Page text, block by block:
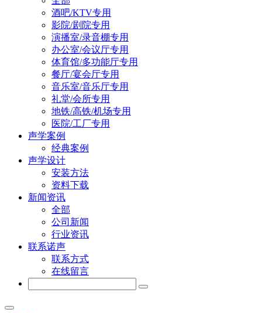
酒吧/KTV专用
影院/剧院专用
演播室/录音棚专用
办公室/会议厅专用
体育馆/多功能厅专用
餐厅/宴会厅专用
音乐室/音乐厅专用
礼堂/会所专用
地铁/高铁/机场专用
医院/工厂专用
声学案例
经典案例
声学设计
安装方法
资料下载
新闻资讯
全部
公司新闻
行业资讯
联系诺声
联系方式
在线留言